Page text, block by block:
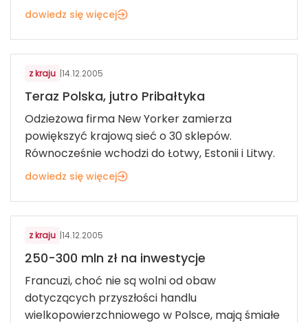
dowiedz się więcej
MODA
z kraju |14.12.2005
Teraz Polska, jutro Pribałtyka
Odzieżowa firma New Yorker zamierza
powiększyć krajową sieć o 30 sklepów.
Równocześnie wchodzi do Łotwy, Estonii i Litwy.
dowiedz się więcej
ART. SPOŻYWCZE I FMCG
z kraju |14.12.2005
250-300 mln zł na inwestycje
Francuzi, choć nie są wolni od obaw
dotyczących przyszłości handlu
wielkopowierzchniowego w Polsce, mają śmiałe